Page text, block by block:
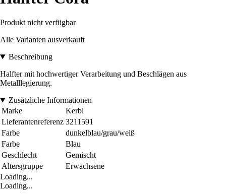
Produkt nicht verfügbar
Alle Varianten ausverkauft
Beschreibung
Halfter mit hochwertiger Verarbeitung und Beschlägen aus
Metalllegierung.
Zusätzliche Informationen
Marke
Kerbl
Lieferantenreferenz 3211591
Farbe
dunkelblau/grau/weiß
Farbe
Blau
Geschlecht
Gemischt
Altersgruppe
Erwachsene
Loading...
Loading...